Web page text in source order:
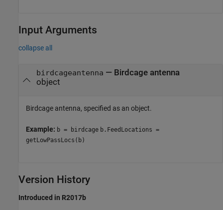
Input Arguments
collapse all
birdcageantenna — Birdcage antenna
object
Birdcage antenna, specified as an object.
Example: b = birdcage b.FeedLocations =
getLowPassLocs(b)
Version History
Introduced in R2017b